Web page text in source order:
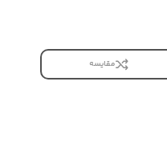
مقایسه